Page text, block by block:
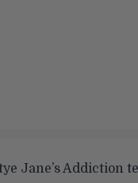
Jane’s Addiction